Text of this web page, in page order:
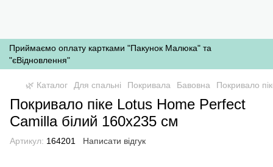
Приймаємо оплату картками "Пакунок Малюка" та
"єВідновлення"
🌿 Каталог Для спальні Покривала Бавовна Покривало
Покривало піке Lotus Home Perfect
Camilla білий 160x235 см
Артикул: 164201 Написати відгук